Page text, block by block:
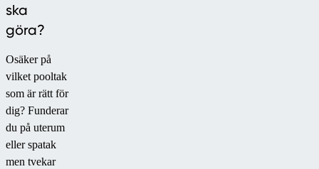
ska
göra?
Osäker på
vilket pooltak
som är rätt för
dig? Funderar
du på uterum
eller spatak
men tvekar